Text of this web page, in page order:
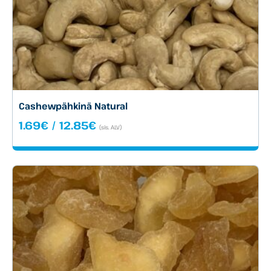
Cashewpähkinä Natural
1.69€ / 12.85€Hintaluokka:
-
(sis. ALV)